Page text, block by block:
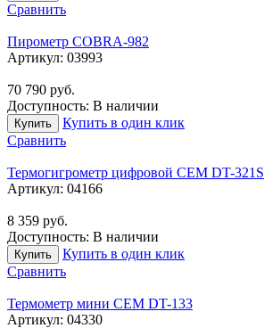
Сравнить
Пирометр COBRA-982
Артикул: 03993
70 790 руб.
Доступность: В наличии
Купить
Купить в один клик
Сравнить
Термогигрометр цифровой CEM DT-321S
Артикул: 04166
8 359 руб.
Доступность: В наличии
Купить
Купить в один клик
Сравнить
Термометр мини CEM DT-133
Артикул: 04330